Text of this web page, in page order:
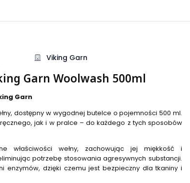
Viking Garn
Garn Woolwash 500ml
Garn
dostępny w wygodnej butelce o pojemności 500 ml.
jak i w pralce – do każdego z tych sposobów
właściwości wełny, zachowując jej miękkość i
potrzebę stosowania agresywnych substancji.
enzymów, dzięki czemu jest bezpieczny dla tkaniny i